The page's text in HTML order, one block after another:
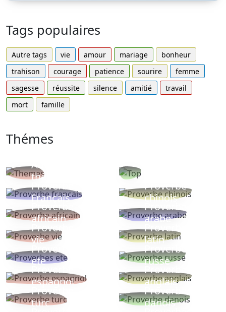
Tags populaires
Autre tags vie amour mariage
bonheur
trahison
courage patience sourire
femme
sagesse
réussite silence amitié
travail
mort
famille
Thémes
Autres
thèmes
Proverbe
Français
Proverbe
chinois
Proverbe
africain
Proverbe
arabe
Proverbe
vie
Proverbe
latin
Proverbes
ete
Proverbe
russe
Proverbe
espagnol
Proverbe
anglais
Proverbe
turc
Proverbe
danois